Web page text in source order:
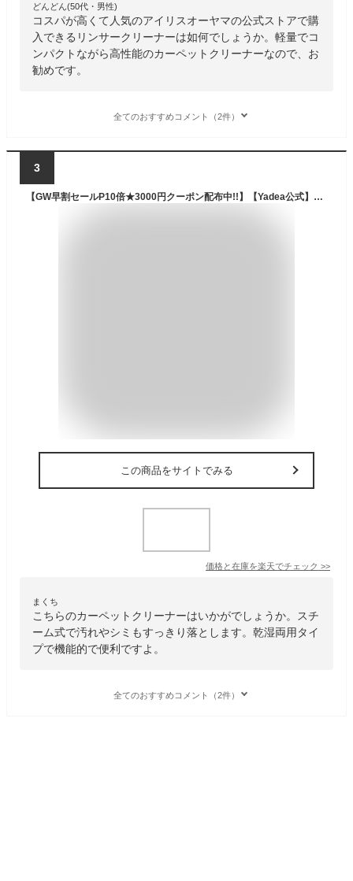
どんどん(50代・男性)
コスパが高くて人気のアイリスオーヤマの公式ストアで購
入できるリンサークリーナーは如何でしょうか。軽量でコ
ンパクトながら高性能のカーペットクリーナーなので、お
勧めです。
全てのおすすめコメント（2件）
3
【GW早割セールP10倍★3000円クーポン配布中!!】【Yadea公式】カーペットクリーナー スチーム式 R6 Steam 加熱式 布洗浄機 絨毯クリーナー 車用掃除機 クリーナー洗浄 乾湿両用掃除機 カーペット/マットレス/ペットシート/掃除用品 R6 Steam
この商品をサイトでみる
価格と在庫を楽天でチェック >>
まくち
こちらのカーペットクリーナーはいかがでしょうか。スチ
ーム式で汚れやシミもすっきり落とします。乾湿両用タイ
プで機能的で便利ですよ。
全てのおすすめコメント（2件）